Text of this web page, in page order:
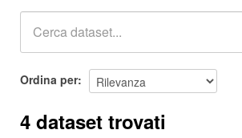
Ordina per
4 dataset trovati